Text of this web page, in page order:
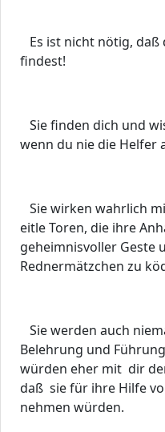
Es ist nicht nötig, daß
findest!
Sie finden dich und
wenn du nie die Helfer
Sie wirken wahrlich
eitle Toren, die ihre
geheimnisvoller Geste
Rednermätzchen zu
Sie werden auch
Belehrung und
würden eher mit dir
daß sie für ihre Hilfe
nehmen würden.